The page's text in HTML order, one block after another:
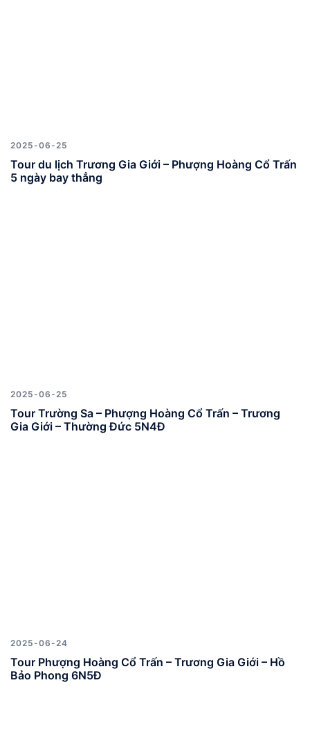
2025-06-25
Tour du lịch Trương Gia Giới – Phượng Hoàng Cổ Trấn
5 ngày bay thẳng
2025-06-25
Tour Trường Sa – Phượng Hoàng Cổ Trấn – Trương
Gia Giới – Thường Đức 5N4Đ
2025-06-24
Tour Phượng Hoàng Cổ Trấn – Trương Gia Giới – Hồ
Bảo Phong 6N5Đ